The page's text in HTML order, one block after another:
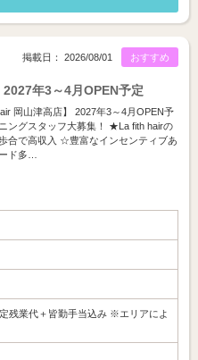
おすすめ
掲載日： 2026/08/01
年3～4月OPEN予定
岡山津高店】 2027年3～4月OPEN予
ングスタッフ大募集！ ★La fith hairの
合で高収入 ☆豊富なインセンティブあ
ド多…
残業代＋皆勤手当込み ※エリアによ